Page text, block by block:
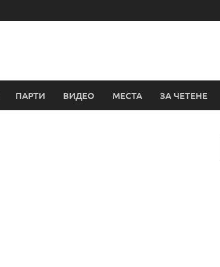
ПАРТИ ВИДЕО МЕСТА ЗА ЧЕТЕНЕ